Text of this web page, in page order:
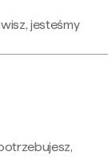
jesteśmy